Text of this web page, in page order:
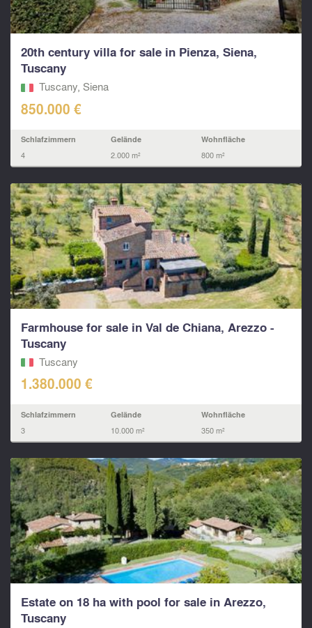
20th century villa for sale in Pienza, Siena,
Tuscany
Tuscany, Siena
850.000 €
Schlafzimmern
4
Gelände
2.000 m²
Wohnfläche
800 m²
Farmhouse for sale in Val de Chiana, Arezzo -
Tuscany
Tuscany
1.380.000 €
Schlafzimmern
3
Gelände
10.000 m²
Wohnfläche
350 m²
Estate on 18 ha with pool for sale in Arezzo,
Tuscany